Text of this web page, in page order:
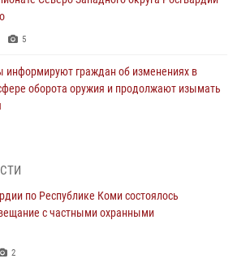
5
информируют граждан об изменениях в
оборота оружия и продолжают изымать
оружия
обязанности начальника Управления
Коми лично проверил ДОЛ «Орленок»
по Республике Коми состоялось
с частными охранными
2